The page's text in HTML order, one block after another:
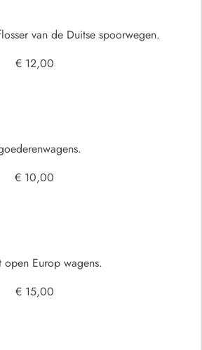
van de Duitse spoorwegen.
€ 12,00
€ 10,00
Europ wagens.
€ 15,00